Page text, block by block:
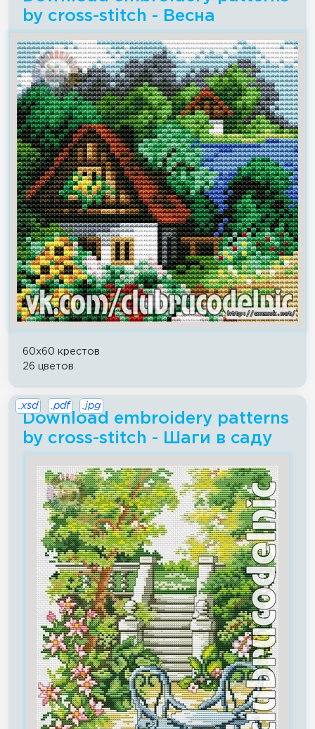
by cross-stitch - Весна
60x60 крестов
26 цветов
Download embroidery patterns
by cross-stitch - Шаги в саду
.xsd .pdf .jpg